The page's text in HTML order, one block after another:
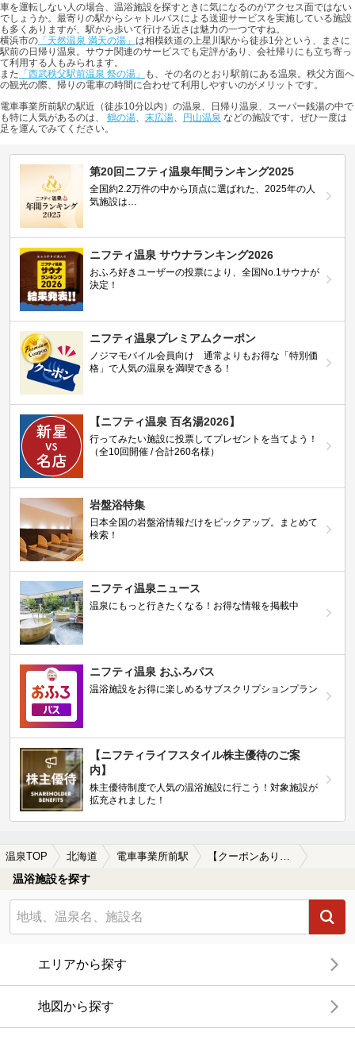
車を運転しない人の場合、温浴施設を探すときに気になるのがアクセス面ではない
でしょうか。最寄りの駅からシャトルバスによる送迎サービスを実施している施設
も多くありますが、駅から歩いて行ける近さは魅力の一つですね。
横浜市の 「天然温泉 満天の湯」 は相模鉄道の上星川駅から徒歩1分という、まさに
駅前の日帰り温泉。サウナ関連のサービスでも定評があり、会社帰りにも立ち寄っ
て利用する人もみられます。
また 「西武秩父駅前温泉 祭の湯」
も、その名のとおり駅前にある温泉。秩父方面へ
の観光の際、帰りの電車の時間に合わせて利用しやすいのがメリットです。
電車事業所前駅の駅近（徒歩10分以内）の温泉、日帰り温泉、スーパー銭湯の中で
も特に人気があるのは、 鶴の湯 末広湯 円山温泉 などの施設です。ぜひ一度は
足を運んでみてください。
第20回ニフティ温泉年間ランキング2025
全国約2.2万件の中から頂点に選ばれた、2025年の人
気施設は…
ニフティ温泉 サウナランキング2026
おふろ好きユーザーの投票により、全国No.1サウナが
決定！
ニフティ温泉プレミアムクーポン
ノジマモバイル会員向け 通常よりもお得な「特別価
格」で人気の温泉を満喫できる！
【ニフティ温泉 百名湯2026】
行ってみたい施設に投票してプレゼントを当てよう！
（全10回開催 / 合計260名様）
岩盤浴特集
日本全国の岩盤浴情報だけをピックアップ。まとめて
検索！
ニフティ温泉ニュース
温泉にもっと行きたくなる！お得な情報を掲載中
ニフティ温泉 おふろパス
温浴施設をお得に楽しめるサブスクリプションプラン
【ニフティライフスタイル株主優待のご案
内】
株主優待制度で人気の温浴施設に行こう！対象施設が
拡充されました！
温泉TOP 北海道 電車事業所前駅
温浴施設を探す
エリアから探す
地図から探す